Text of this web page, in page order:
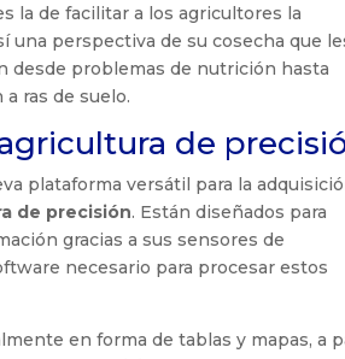
la de facilitar a los agricultores la
una perspectiva de su cosecha que
desde problemas de nutrición hasta
ras de suelo.
de
plataforma versátil para la
de precisión. Están diseñados para
gracias a sus sensores de
necesario para procesar estos
en forma de tablas y mapas, a